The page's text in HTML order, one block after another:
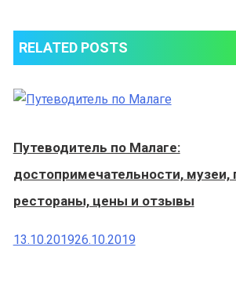
RELATED POSTS
Путеводитель по Малаге:
достопримечательности, музеи,
рестораны, цены и отзывы
13.10.201926.10.2019